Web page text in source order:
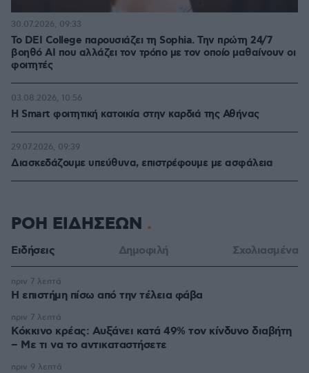
Το DEI College παρουσιάζει τη Sophia. Την πρώτη 24/7
βοηθό AI που αλλάζει τον τρόπο με τον οποίο μαθαίνουν οι
φοιτητές
30.07.2026, 09:33
Η Smart φοιτητική κατοικία στην καρδιά της Αθήνας
03.08.2026, 10:56
Διασκεδάζουμε υπεύθυνα, επιστρέφουμε με ασφάλεια
29.07.2026, 09:39
ΡΟΗ ΕΙΔΗΣΕΩΝ
Ειδήσεις Δημοφιλή Σχολιασμένα
Η επιστήμη πίσω από την τέλεια φάβα
πριν 7 λεπτά
Κόκκινο κρέας: Αυξάνει κατά 49% τον κίνδυνο διαβήτη
– Με τι να το αντικαταστήσετε
πριν 7 λεπτά
πριν 9 λεπτά